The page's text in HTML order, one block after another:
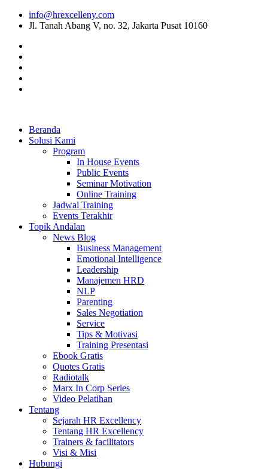
info@hrexcelleny.com
Jl. Tanah Abang V, no. 32, Jakarta Pusat 10160
Beranda
Solusi Kami
Program
In House Events
Public Events
Seminar Motivation
Online Training
Jadwal Training
Events Terakhir
Topik Andalan
News Blog
Business Management
Emotional Intelligence
Leadership
Manajemen HRD
NLP
Parenting
Sales Negotiation
Service
Tips & Motivasi
Training Presentasi
Ebook Gratis
Quotes Gratis
Radiotalk
Marx In Corp Series
Video Pelatihan
Tentang
Sejarah HR Excellency
Tentang HR Excellency
Trainers & facilitators
Visi & Misi
Hubungi